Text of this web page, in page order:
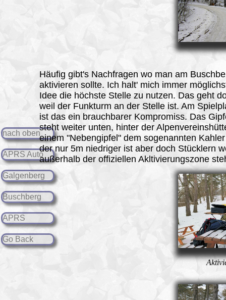
nach oben
APRS Auto
Galgenberg
Buschberg
APRS
Go Back
Häufig gibt's Nachfragen wo man am
aktivieren sollte. Ich halt' mich immer
Idee die höchste Stelle zu nutzen. Das geht
weil der Funkturm an der Stelle ist. Am
ist das ein brauchbarer Kompromiss. Das
steht weiter unten, hinter der
einem "Nebengipfel" dem sogenannten
der nur 5m niedriger ist aber doch Stücklern
außerhalb der offiziellen Akltivierungszone